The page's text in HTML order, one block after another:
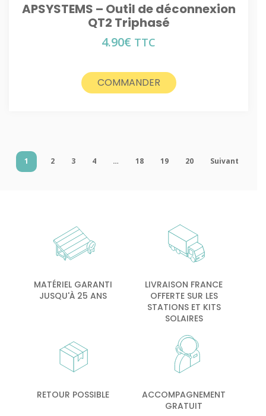
APSYSTEMS – Outil de déconnexion
QT2 Triphasé
4.90€ TTC
COMMANDER
1 2 3 4 … 18 19 20 Suivant
MATÉRIEL GARANTI
JUSQU'À 25 ANS
LIVRAISON FRANCE
OFFERTE SUR LES
STATIONS ET KITS
SOLAIRES
RETOUR POSSIBLE
ACCOMPAGNEMENT
GRATUIT